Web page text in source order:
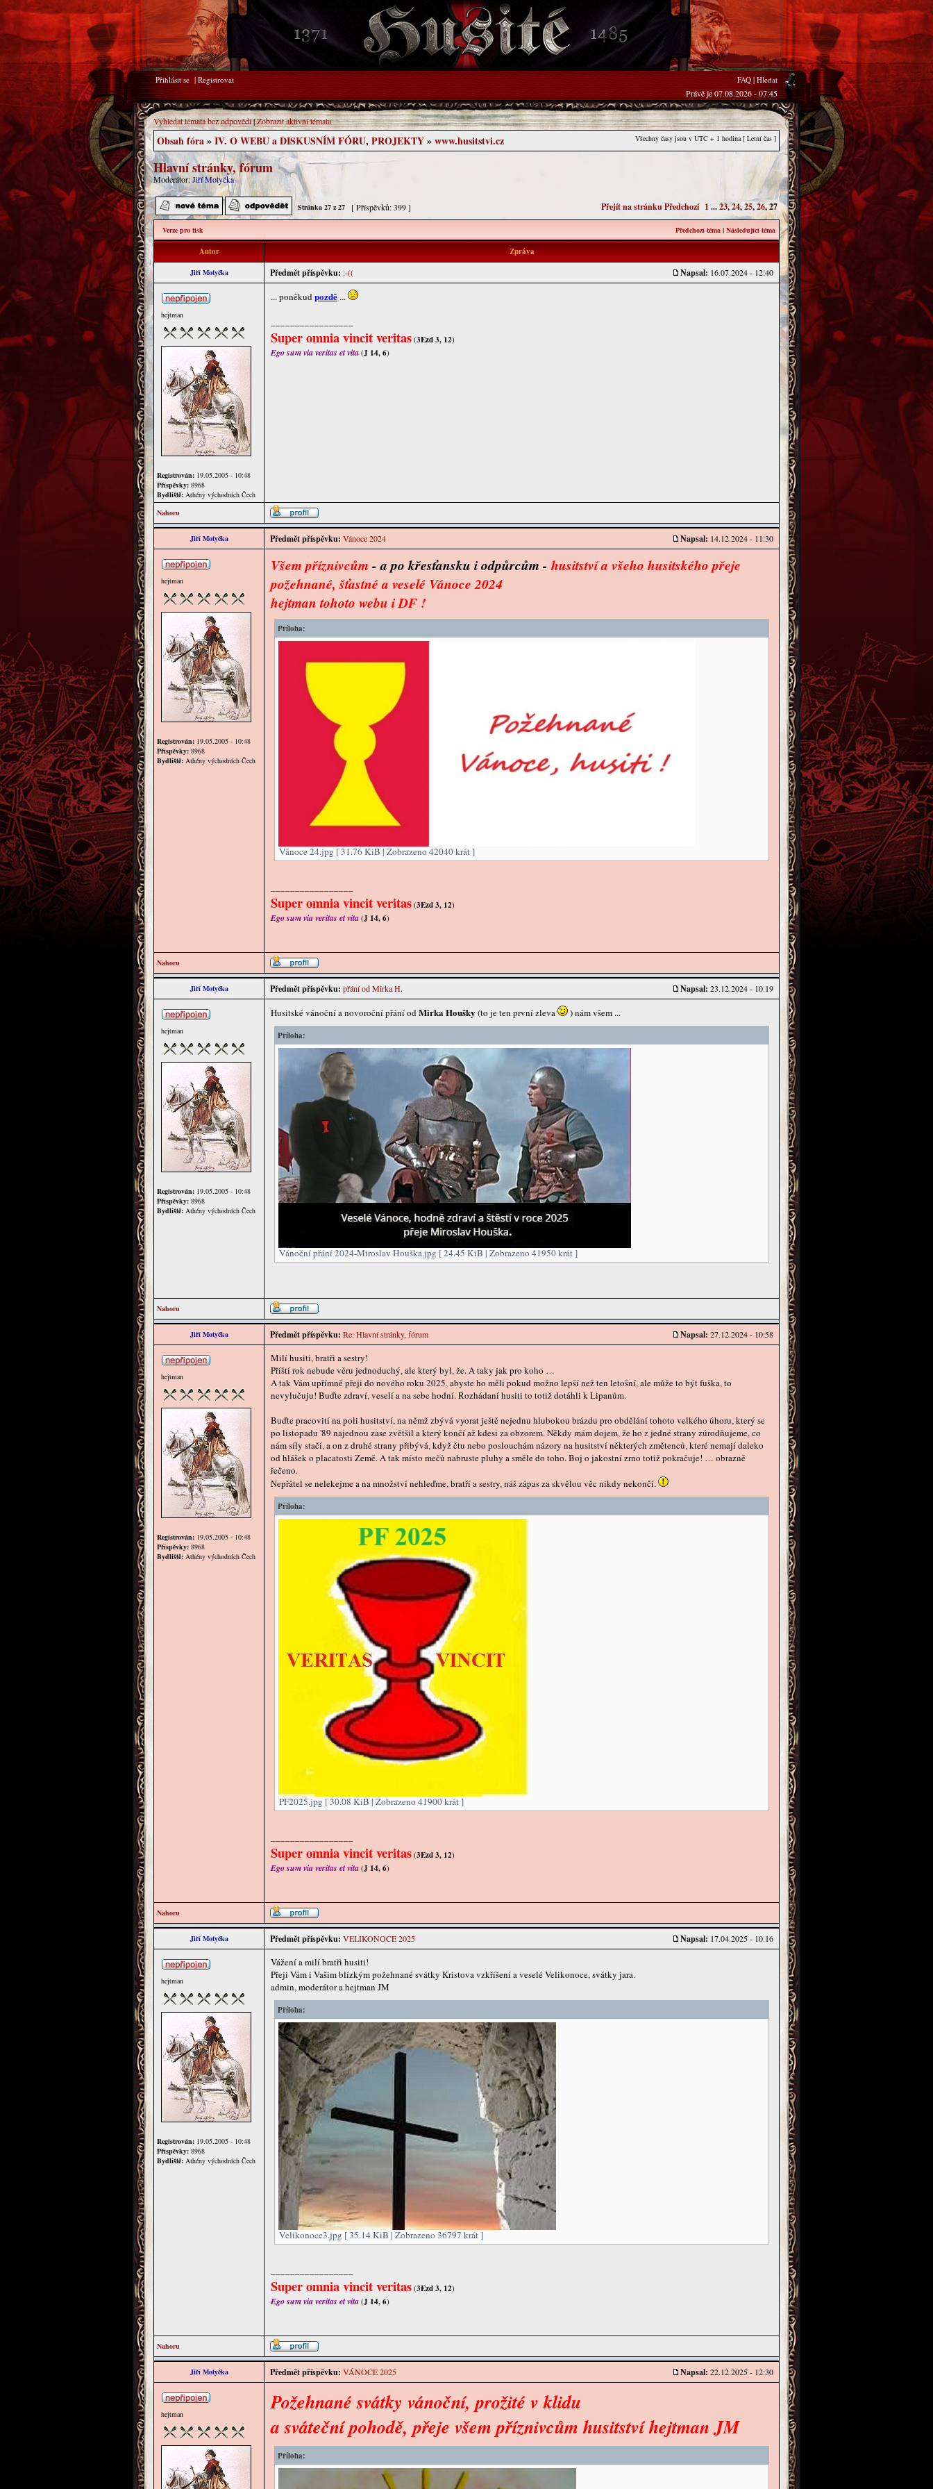
Přihlásit se | Registrovat FAQ | Hledat
Právě je 07.08.2026 - 07:45
Vyhledat témata bez odpovědí|Zobrazit aktivní témata
Obsah fóra»IV. O WEBU a DISKUSNÍM FÓRU, PROJEKTY»www.husitstvi.cz Všechny časy jsou v UTC + 1 hodina [ Letní čas ]
Hlavní stránky, fórum
Moderátor:Jiří Motyčka
Stránka 27 z27 [ Příspěvků: 399 ] Přejít na stránkuPředchozí 1 ...23,24,25,26,27
Verze pro tisk Předchozí téma | Následující téma
Autor Zpráva
Jiří Motyčka Předmět příspěvku: :-(( Napsal: 16.07.2024 - 12:40
hejtman
Registrován: 19.05.2005 - 10:48
Příspěvky: 8968
Bydliště: Athény východních Čech
... poněkudpozdě ...
Super omnia vincit veritas (3Ezd 3, 12)
Ego sum via veritas et vita (J 14, 6)
Nahoru
Jiří Motyčka Předmět příspěvku: Vánoce 2024 Napsal: 14.12.2024 - 11:30
hejtman
Registrován: 19.05.2005 - 10:48
Příspěvky: 8968
Bydliště: Athény východních Čech
Všem příznivcům - a po křesťansku i odpůrcům -husitství a všeho husitského přeje
požehnané, šťastné a veselé Vánoce 2024
hejtman tohoto webu i DF !
Příloha:
Vánoce 24.jpg [ 31.76 KiB | Zobrazeno 42040 krát ]
Super omnia vincit veritas (3Ezd 3, 12)
Ego sum via veritas et vita (J 14, 6)
Nahoru
Jiří Motyčka Předmět příspěvku: přání od Mirka H. Napsal: 23.12.2024 - 10:19
hejtman
Registrován: 19.05.2005 - 10:48
Příspěvky: 8968
Bydliště: Athény východních Čech
Husitské vánoční a novoroční přání odMirka Houšky (to je ten první zleva ) nám všem ...
Příloha:
Vánoční přání 2024-Miroslav Houška.jpg [ 24.45 KiB | Zobrazeno 41950 krát ]
Nahoru
Jiří Motyčka Předmět příspěvku: Re: Hlavní stránky, fórum Napsal: 27.12.2024 - 10:58
hejtman
Registrován: 19.05.2005 - 10:48
Příspěvky: 8968
Bydliště: Athény východních Čech
Milí husiti, bratři a sestry!
Příští rok nebude věru jednoduchý, ale který byl, že. A taky jak pro koho …
A tak Vám upřímně přeji do nového roku 2025, abyste ho měli pokud možno lepší než ten letošní, ale může to být fuška, to
nevylučuju! Buďte zdraví, veselí a na sebe hodní. Rozhádaní husiti to totiž dotáhli k Lipanům.
Buďte pracovití na poli husitství, na němž zbývá vyorat ještě nejednu hlubokou brázdu pro obdělání tohoto velkého úhoru, který se
po listopadu '89 najednou zase zvětšil a který končí až kdesi za obzorem. Někdy mám dojem, že ho z jedné strany zúrodňujeme, co
nám síly stačí, a on z druhé strany přibývá, když čtu nebo poslouchám názory na husitství některých změtenců, které nemají daleko
od hlášek o placatosti Země. A tak místo mečů nabruste pluhy a směle do toho. Boj o jakostní zrno totiž pokračuje! … obrazně
řečeno.
Nepřátel se nelekejme a na množství nehleďme, bratří a sestry, náš zápas za skvělou věc nikdy nekončí.
Příloha:
PF2025.jpg [ 30.08 KiB | Zobrazeno 41900 krát ]
Super omnia vincit veritas (3Ezd 3, 12)
Ego sum via veritas et vita (J 14, 6)
Nahoru
Jiří Motyčka Předmět příspěvku: VELIKONOCE 2025 Napsal: 17.04.2025 - 10:16
hejtman
Registrován: 19.05.2005 - 10:48
Příspěvky: 8968
Bydliště: Athény východních Čech
Vážení a milí bratři husiti!
Přeji Vám i Vašim blízkým požehnané svátky Kristova vzkříšení a veselé Velikonoce, svátky jara.
admin, moderátor a hejtman JM
Příloha:
Velikonoce3.jpg [ 35.14 KiB | Zobrazeno 36797 krát ]
Super omnia vincit veritas (3Ezd 3, 12)
Ego sum via veritas et vita (J 14, 6)
Nahoru
Jiří Motyčka Předmět příspěvku: VÁNOCE 2025 Napsal: 22.12.2025 - 12:30
hejtman
Požehnané svátky vánoční, prožité v klidu
a sváteční pohodě, přeje všem příznivcům husitství hejtman JM
Příloha: